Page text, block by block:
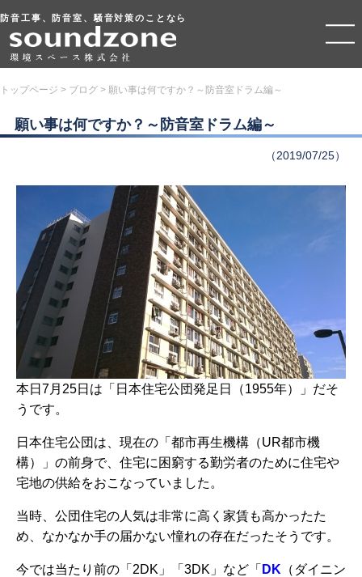
防音工事、防音室、騒音対策のことなら
トップページ > ブログ > 願い事は何ですか？～防音室ドラム編～
願い事は何ですか？～防音室ドラム編～
（2019/07/25）
本日7月25日は「日本住宅公団発足日（1955年）」だそ
うです。
日本住宅公団は、現在の「都市再生機構（UR都市機
構）」の前身で、住宅に困窮する勤労者のために住宅や
宅地の供給をおこなっていました。
当時、公団住宅の人気は非常に高く家賃も高かったた
め、なかなか手の届かない憧れの存在だったそうです。
今では当たり前の「 2DK 」「 3DK 」など「 DK （ダイニン